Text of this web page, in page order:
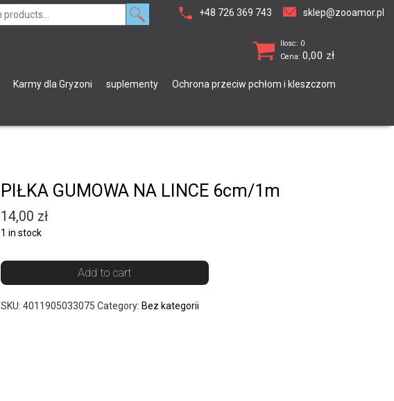
+48 726 369 743 sklep@zooamor.pl
Ilosc: 0
Cena: 0,00 zł
Karmy dla Gryzoni suplementy Ochrona przeciw pchłom i kleszczom
PIŁKA GUMOWA NA LINCE 6cm/1m
14,00 zł
1 in stock
Add to cart
SKU: 4011905033075 Category: Bez kategorii